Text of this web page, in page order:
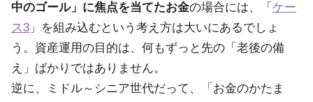
中のゴール」に焦点を当てたお金の場合には、「 ケー
ス3 」を組み込むという考え方は大いにあるでしょ
う。資産運用の目的は、何もずっと先の「老後の備
え」ばかりではありません。
逆に、ミドル～シニア世代だって、「お金のかたま